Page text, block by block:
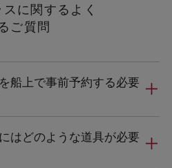
に関するよく
ご質問
船上で事前予約する必要
はどのような道具が必要